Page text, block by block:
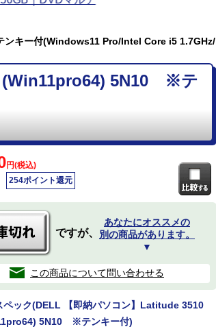
キー付(Windows11 Pro/Intel Core i5 1.7GHz/
(Win11pro64) 5N10 ※テ
円(税込)
254ポイント還元
ですが、
あなたにオススメの
別の商品があります。
▼
この商品について問い合わせる
ペック(DELL 【即納パソコン】Latitude 3510
5N10 ※テンキー付)